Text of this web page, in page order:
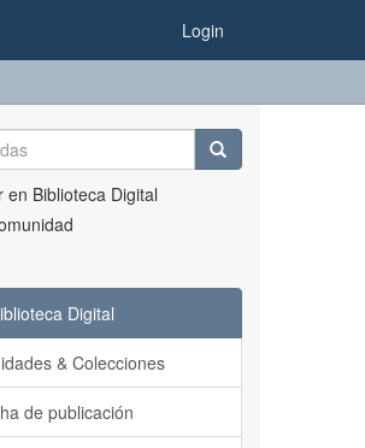
Login
en Biblioteca Digital
Digital
& Colecciones
de publicación